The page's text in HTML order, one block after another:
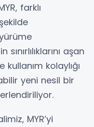
farklı
aşan
kolaylığı
yeni nesil bir
MYR’yi